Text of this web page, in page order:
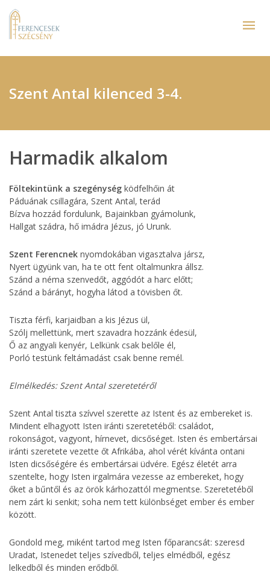
Szent Antal kilenced 3-4.
Harmadik alkalom
Föltekintünk a szegénység ködfelhőin át
Páduának csillagára, Szent Antal, terád
Bízva hozzád fordulunk, Bajainkban gyámolunk,
Hallgat szádra, hő imádra Jézus, jó Urunk.
Szent Ferencnek nyomdokában vigasztalva jársz,
Nyert ügyünk van, ha te ott fent oltalmunkra állsz.
Szánd a néma szenvedőt, aggódót a harc előtt;
Szánd a bárányt, hogyha látod a tövisben őt.
Tiszta férfi, karjaidban a kis Jézus ül,
Szólj mellettünk, mert szavadra hozzánk édesül,
Ő az angyali kenyér, Lelkünk csak belőle él,
Porló testünk feltámadást csak benne remél.
Elmélkedés: Szent Antal szeretetéről
Szent Antal tiszta szívvel szerette az Istent és az embereket is.
Mindent elhagyott Isten iránti szeretetéből: családot,
rokonságot, vagyont, hírnevet, dicsőséget. Isten és embertársai
iránti szeretete vezette őt Afrikába, ahol vérét kívánta ontani
Isten dicsőségére és embertársai üdvére. Egész életét arra
szentelte, hogy Isten irgalmára vezesse az embereket, hogy
őket a bűntől és az örök kárhozattól megmentse. Szeretetéből
nem zárt ki senkit; soha nem tett különbséget ember és ember
között.
Gondold meg, miként tartod meg Isten főparancsát: szeresd
Uradat, Istenedet teljes szívedből, teljes elmédből, egész
lelkedből és minden erődből.